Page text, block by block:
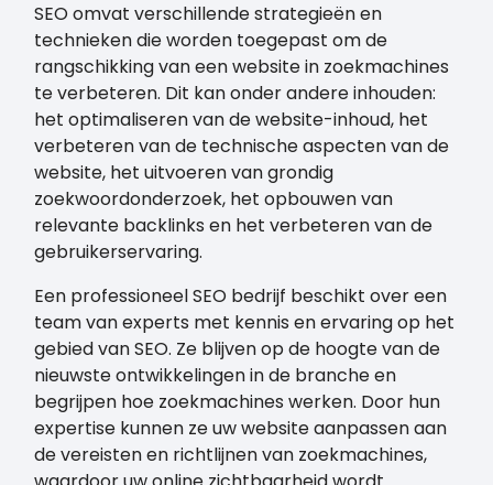
SEO omvat verschillende strategieën en
technieken die worden toegepast om de
rangschikking van een website in zoekmachines
te verbeteren. Dit kan onder andere inhouden:
het optimaliseren van de website-inhoud, het
verbeteren van de technische aspecten van de
website, het uitvoeren van grondig
zoekwoordonderzoek, het opbouwen van
relevante backlinks en het verbeteren van de
gebruikerservaring.
Een professioneel SEO bedrijf beschikt over een
team van experts met kennis en ervaring op het
gebied van SEO. Ze blijven op de hoogte van de
nieuwste ontwikkelingen in de branche en
begrijpen hoe zoekmachines werken. Door hun
expertise kunnen ze uw website aanpassen aan
de vereisten en richtlijnen van zoekmachines,